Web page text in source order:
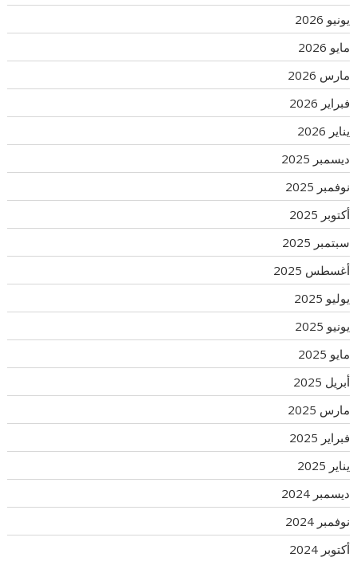
يونيو 2026
مايو 2026
مارس 2026
فبراير 2026
يناير 2026
ديسمبر 2025
نوفمبر 2025
أكتوبر 2025
سبتمبر 2025
أغسطس 2025
يوليو 2025
يونيو 2025
مايو 2025
أبريل 2025
مارس 2025
فبراير 2025
يناير 2025
ديسمبر 2024
نوفمبر 2024
أكتوبر 2024